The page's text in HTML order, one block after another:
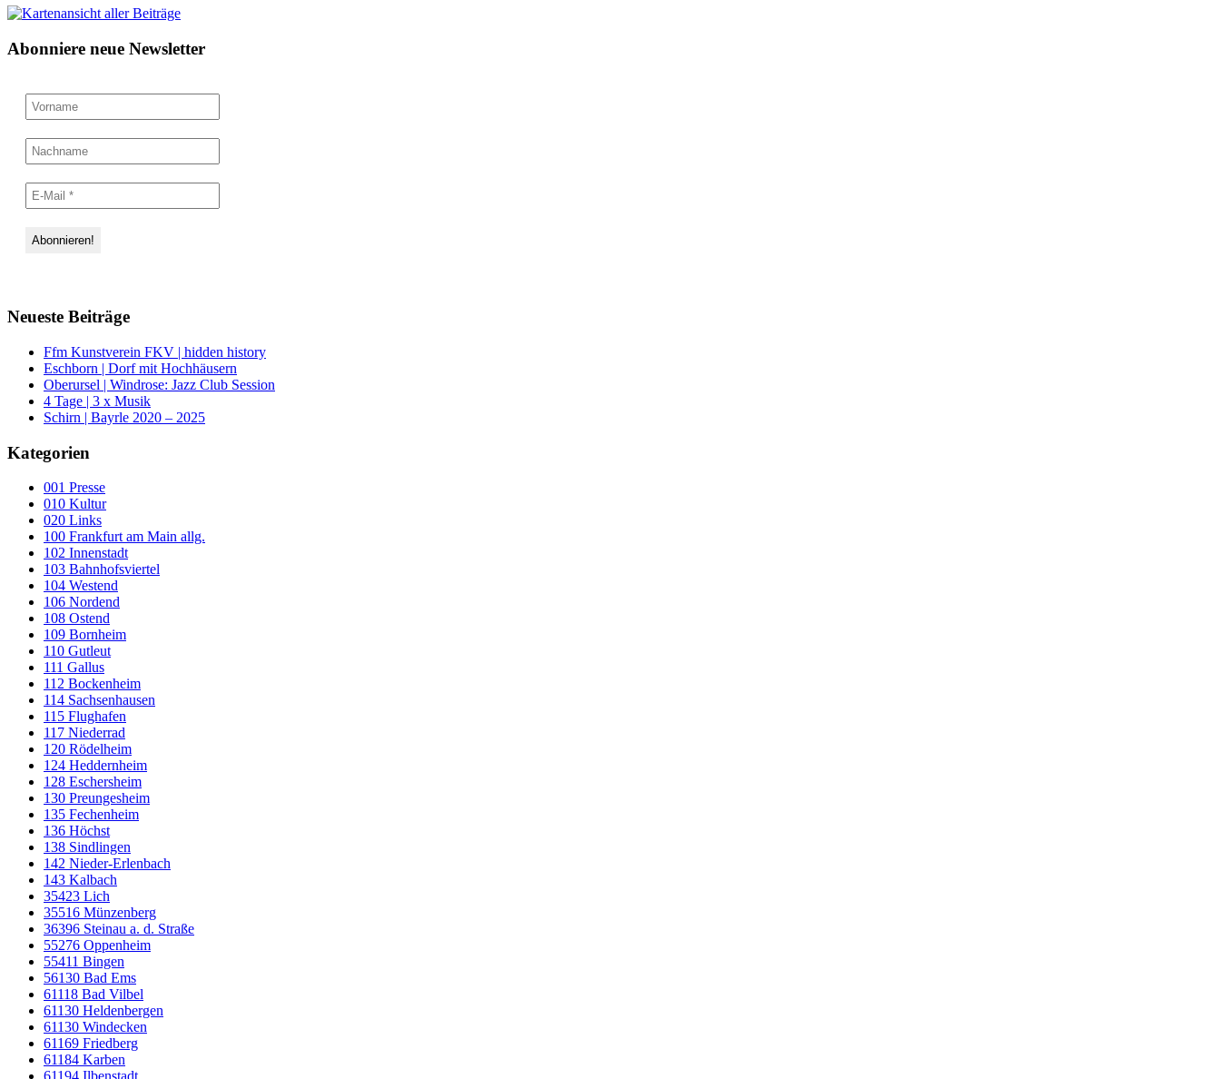
Abonniere neue Newsletter
Neueste Beiträge
Ffm Kunstverein FKV | hidden history
Eschborn | Dorf mit Hochhäusern
Oberursel | Windrose: Jazz Club Session
4 Tage | 3 x Musik
Schirn | Bayrle 2020 – 2025
Kategorien
001 Presse
010 Kultur
020 Links
100 Frankfurt am Main allg.
102 Innenstadt
103 Bahnhofsviertel
104 Westend
106 Nordend
108 Ostend
109 Bornheim
110 Gutleut
111 Gallus
112 Bockenheim
114 Sachsenhausen
115 Flughafen
117 Niederrad
120 Rödelheim
124 Heddernheim
128 Eschersheim
130 Preungesheim
135 Fechenheim
136 Höchst
138 Sindlingen
142 Nieder-Erlenbach
143 Kalbach
35423 Lich
35516 Münzenberg
36396 Steinau a. d. Straße
55276 Oppenheim
55411 Bingen
56130 Bad Ems
61118 Bad Vilbel
61130 Heldenbergen
61130 Windecken
61169 Friedberg
61184 Karben